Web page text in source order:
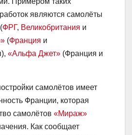
являются самолёты
(ФРГ, Великобритания и
(Франция и
«Альфа Джет» (Франция и
самолётов имеет
Франции, которая
самолётов «Мираж»
Как сообщает